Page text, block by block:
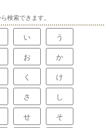
検索できます。
い う
お か
く け
さ し
せ そ